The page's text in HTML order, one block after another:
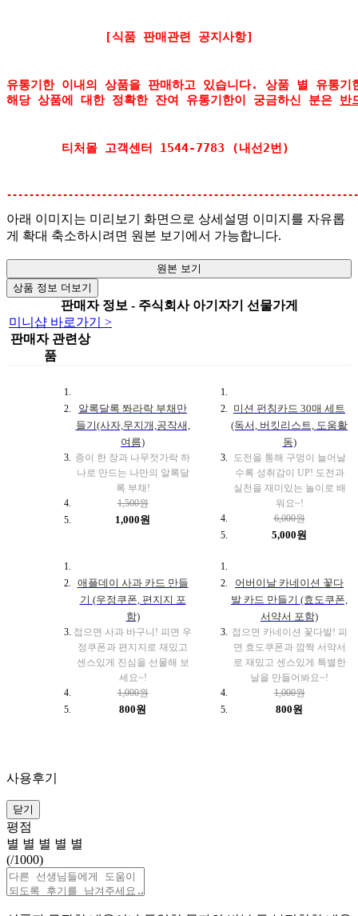
[식품 판매관련 공지사항]
유통기한 이내의 상품을 판매하고 있습니다. 상품 별 유통
해당 상품에 대한 정확한 잔여 유통기한이 궁금하신 분은 반
티처몰 고객센터 1544-7783 (내선2번)
아래 이미지는 미리보기 화면으로 상세설명 이미지를 자유롭
게 확대 축소하시려면 원본 보기에서 가능합니다.
원본 보기
상품 정보 더보기
판매자 정보 - 주식회사 아기자기 선물가게
미니샵 바로가기 >
판매자 관련상
품
알록달록 쫘라락 부채만
들기(사자,무지개,공작새,
여름)
종이 한 장과 나무젓가락 하
나로 만드는 나만의 알록달
록 부채!
1,500원
1,000원
미션 펀칭카드 30매 세트
(독서, 버킷리스트, 도움활
동)
도전을 통해 구멍이 늘어날
수록 성취감이 UP! 도전과
실천을 재미있는 놀이로 배
워요~!
6,000원
5,000원
애플데이 사과 카드 만들
기 (우정쿠폰, 편지지 포
함)
접으면 사과 바구니! 피면 우
정쿠폰과 편지지로 재밌고
센스있게 진심을 선물해 보
세요~!
1,000원
800원
어버이날 카네이션 꽃다
발 카드 만들기 (효도쿠폰,
서약서 포함)
접으면 카네이션 꽃다발! 피
면 효도쿠폰과 깜짝 서약서
로 재밌고 센스있게 특별한
날을 만들어봐요~!
1,000원
800원
사용후기
닫기
평점
별 별 별 별 별
(/1000)